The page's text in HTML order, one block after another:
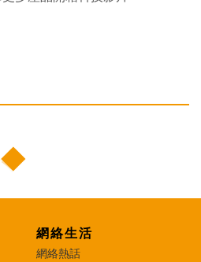
網絡生活
網絡熱話